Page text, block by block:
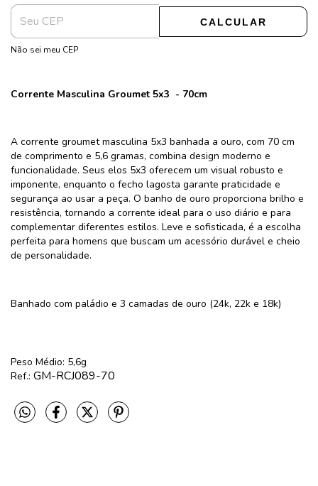
CALCULAR
Não sei meu CEP
Corrente Masculina Groumet 5x3 - 70cm
A corrente groumet masculina 5x3 banhada a ouro, com 70 cm
de comprimento e 5,6 gramas, combina design moderno e
funcionalidade. Seus elos 5x3 oferecem um visual robusto e
imponente, enquanto o fecho lagosta garante praticidade e
segurança ao usar a peça. O banho de ouro proporciona brilho e
resistência, tornando a corrente ideal para o uso diário e para
complementar diferentes estilos. Leve e sofisticada, é a escolha
perfeita para homens que buscam um acessório durável e cheio
de personalidade.
Banhado com paládio e 3 camadas de ouro (24k, 22k e 18k)
Peso Médio: 5,6g
Ref.: GM-RCJ089-70